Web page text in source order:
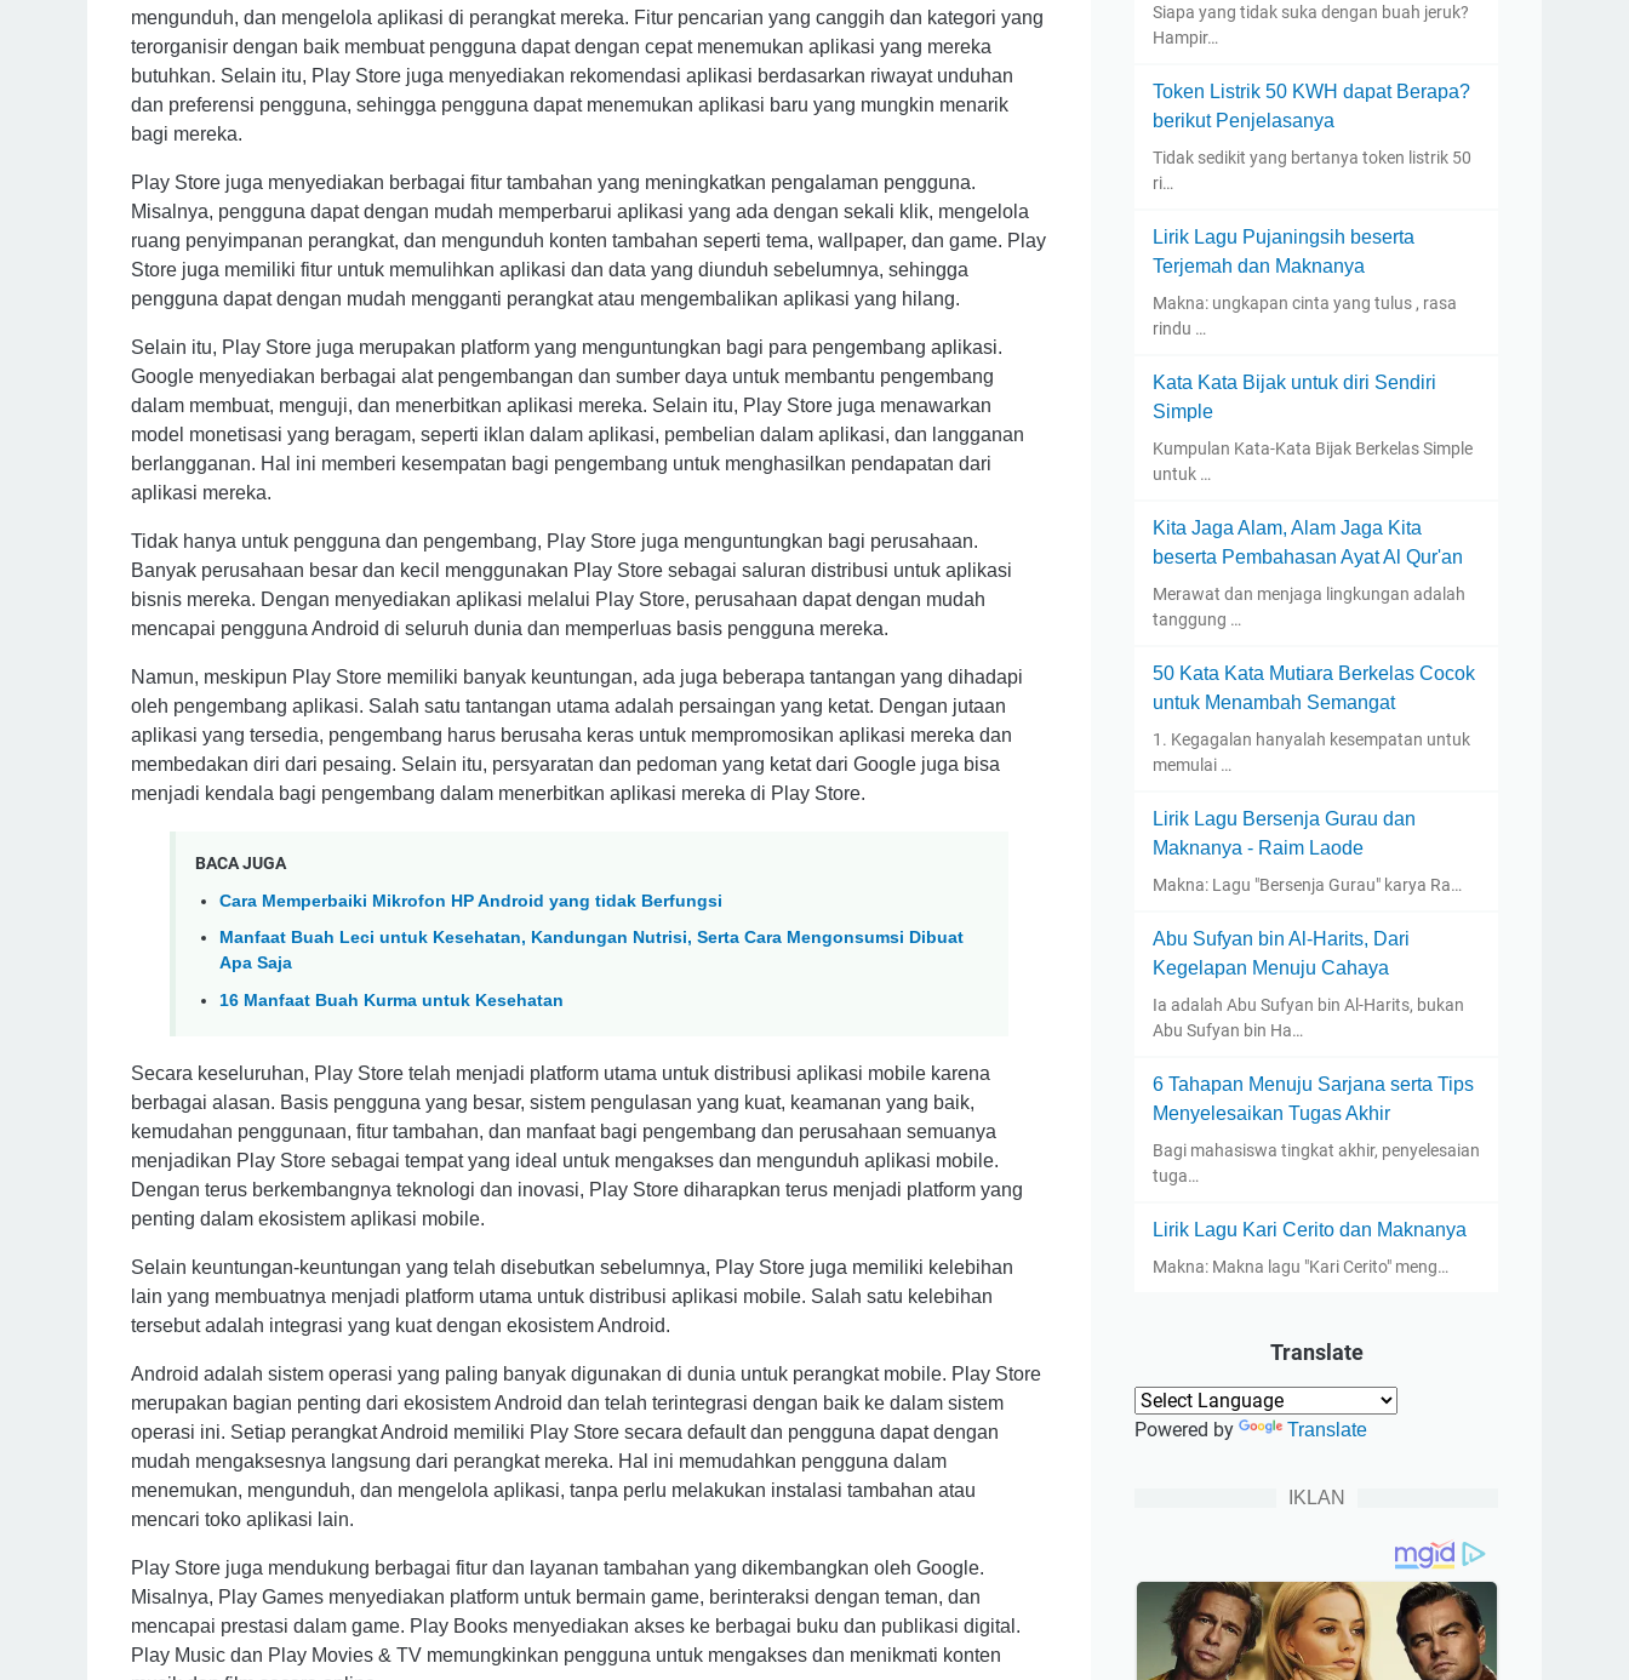
mengunduh, dan mengelola aplikasi di perangkat mereka. Fitur pencarian yang canggih dan kategori yang
terorganisir dengan baik membuat pengguna dapat dengan cepat menemukan aplikasi yang mereka
butuhkan. Selain itu, Play Store juga menyediakan rekomendasi aplikasi berdasarkan riwayat unduhan
dan preferensi pengguna, sehingga pengguna dapat menemukan aplikasi baru yang mungkin menarik
bagi mereka.
Play Store juga menyediakan berbagai fitur tambahan yang meningkatkan pengalaman pengguna.
Misalnya, pengguna dapat dengan mudah memperbarui aplikasi yang ada dengan sekali klik, mengelola
ruang penyimpanan perangkat, dan mengunduh konten tambahan seperti tema, wallpaper, dan game. Play
Store juga memiliki fitur untuk memulihkan aplikasi dan data yang diunduh sebelumnya, sehingga
pengguna dapat dengan mudah mengganti perangkat atau mengembalikan aplikasi yang hilang.
Selain itu, Play Store juga merupakan platform yang menguntungkan bagi para pengembang aplikasi.
Google menyediakan berbagai alat pengembangan dan sumber daya untuk membantu pengembang
dalam membuat, menguji, dan menerbitkan aplikasi mereka. Selain itu, Play Store juga menawarkan
model monetisasi yang beragam, seperti iklan dalam aplikasi, pembelian dalam aplikasi, dan langganan
berlangganan. Hal ini memberi kesempatan bagi pengembang untuk menghasilkan pendapatan dari
aplikasi mereka.
Tidak hanya untuk pengguna dan pengembang, Play Store juga menguntungkan bagi perusahaan.
Banyak perusahaan besar dan kecil menggunakan Play Store sebagai saluran distribusi untuk aplikasi
bisnis mereka. Dengan menyediakan aplikasi melalui Play Store, perusahaan dapat dengan mudah
mencapai pengguna Android di seluruh dunia dan memperluas basis pengguna mereka.
Namun, meskipun Play Store memiliki banyak keuntungan, ada juga beberapa tantangan yang dihadapi
oleh pengembang aplikasi. Salah satu tantangan utama adalah persaingan yang ketat. Dengan jutaan
aplikasi yang tersedia, pengembang harus berusaha keras untuk mempromosikan aplikasi mereka dan
membedakan diri dari pesaing. Selain itu, persyaratan dan pedoman yang ketat dari Google juga bisa
menjadi kendala bagi pengembang dalam menerbitkan aplikasi mereka di Play Store.
BACA JUGA
Cara Memperbaiki Mikrofon HP Android yang tidak Berfungsi
Manfaat Buah Leci untuk Kesehatan, Kandungan Nutrisi, Serta Cara Mengonsumsi Dibuat
Apa Saja
16 Manfaat Buah Kurma untuk Kesehatan
Secara keseluruhan, Play Store telah menjadi platform utama untuk distribusi aplikasi mobile karena
berbagai alasan. Basis pengguna yang besar, sistem pengulasan yang kuat, keamanan yang baik,
kemudahan penggunaan, fitur tambahan, dan manfaat bagi pengembang dan perusahaan semuanya
menjadikan Play Store sebagai tempat yang ideal untuk mengakses dan mengunduh aplikasi mobile.
Dengan terus berkembangnya teknologi dan inovasi, Play Store diharapkan terus menjadi platform yang
penting dalam ekosistem aplikasi mobile.
Selain keuntungan-keuntungan yang telah disebutkan sebelumnya, Play Store juga memiliki kelebihan
lain yang membuatnya menjadi platform utama untuk distribusi aplikasi mobile. Salah satu kelebihan
tersebut adalah integrasi yang kuat dengan ekosistem Android.
Android adalah sistem operasi yang paling banyak digunakan di dunia untuk perangkat mobile. Play Store
merupakan bagian penting dari ekosistem Android dan telah terintegrasi dengan baik ke dalam sistem
operasi ini. Setiap perangkat Android memiliki Play Store secara default dan pengguna dapat dengan
mudah mengaksesnya langsung dari perangkat mereka. Hal ini memudahkan pengguna dalam
menemukan, mengunduh, dan mengelola aplikasi, tanpa perlu melakukan instalasi tambahan atau
mencari toko aplikasi lain.
Play Store juga mendukung berbagai fitur dan layanan tambahan yang dikembangkan oleh Google.
Misalnya, Play Games menyediakan platform untuk bermain game, berinteraksi dengan teman, dan
mencapai prestasi dalam game. Play Books menyediakan akses ke berbagai buku dan publikasi digital.
Play Music dan Play Movies & TV memungkinkan pengguna untuk mengakses dan menikmati konten
Siapa yang tidak suka dengan buah jeruk?
Hampir…
Token Listrik 50 KWH dapat Berapa?
berikut Penjelasanya
Tidak sedikit yang bertanya token listrik 50
ri…
Lirik Lagu Pujaningsih beserta
Terjemah dan Maknanya
Makna: ungkapan cinta yang tulus , rasa
rindu …
Kata Kata Bijak untuk diri Sendiri
Simple
Kumpulan Kata-Kata Bijak Berkelas Simple
untuk …
Kita Jaga Alam, Alam Jaga Kita
beserta Pembahasan Ayat Al Qur'an
Merawat dan menjaga lingkungan adalah
tanggung …
50 Kata Kata Mutiara Berkelas Cocok
untuk Menambah Semangat
1. Kegagalan hanyalah kesempatan untuk
memulai …
Lirik Lagu Bersenja Gurau dan
Maknanya - Raim Laode
Makna: Lagu "Bersenja Gurau" karya Ra…
Abu Sufyan bin Al-Harits, Dari
Kegelapan Menuju Cahaya
Ia adalah Abu Sufyan bin Al-Harits, bukan
Abu Sufyan bin Ha…
6 Tahapan Menuju Sarjana serta Tips
Menyelesaikan Tugas Akhir
Bagi mahasiswa tingkat akhir, penyelesaian
tuga…
Lirik Lagu Kari Cerito dan Maknanya
Makna: Makna lagu "Kari Cerito" meng…
Translate
Powered by Translate
IKLAN